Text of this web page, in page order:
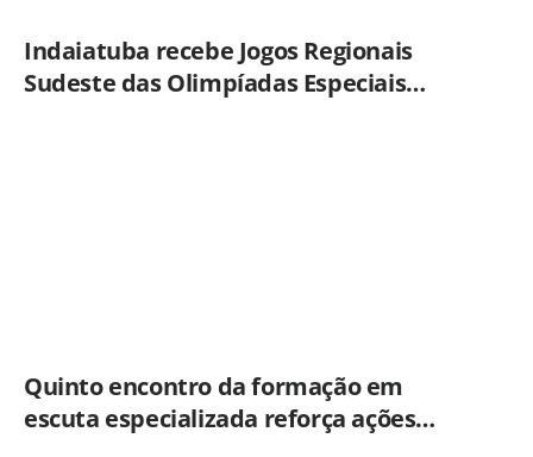
Indaiatuba recebe Jogos Regionais
Sudeste das Olimpíadas Especiais
Quinto encontro da formação em
escuta especializada reforça ações